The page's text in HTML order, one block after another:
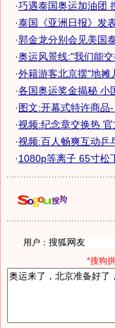
·巧遇泰国奥运加油团
·泰国《亚洲日报》发
·郭金龙分别会见美国
·奥运风景线:"我们能
·外籍游客北京摆"地摊
·各国奥运奖金揭秘 小
·图文:开幕式特许商品
·视频:纪念章交换热
·视频:百人畅爽互动乒
·1080p等离子 65寸松
用户：
*搜狗